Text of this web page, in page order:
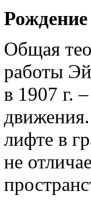
Общая
работы
в 1907 г.
лифте в
не